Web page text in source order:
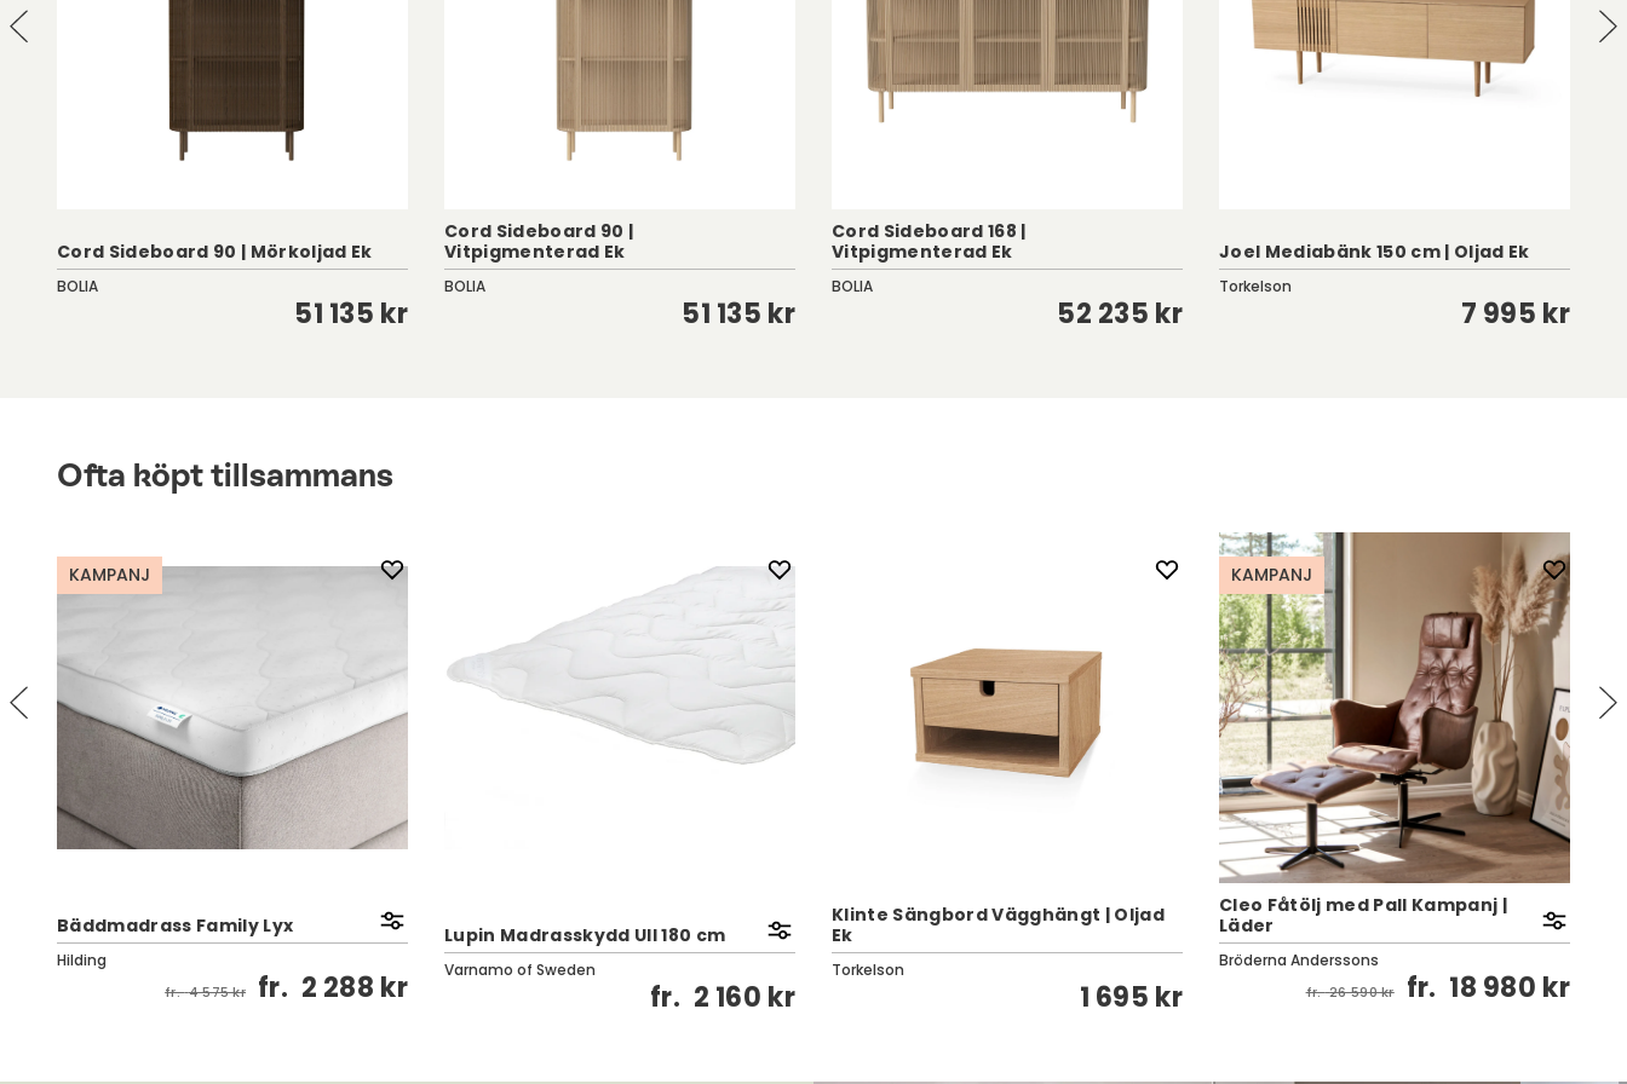
Cord Sideboard 90 | Mörkoljad Ek
BOLIA
51 135 kr
Cord Sideboard 90 |
Vitpigmenterad Ek
BOLIA
51 135 kr
Cord Sideboard 168 |
Vitpigmenterad Ek
BOLIA
52 235 kr
Joel Mediabänk 150 cm | Oljad Ek
Torkelson
7 995 kr
Ofta köpt tillsammans
KAMPANJ
Bäddmadrass Family Lyx
Hilding
fr. 4 575 kr fr. 2 288 kr
Lupin Madrasskydd Ull 180 cm
Varnamo of Sweden
fr. 2 160 kr
Klinte Sängbord Vägghängt | Oljad
Ek
Torkelson
1 695 kr
KAMPANJ
Cleo Fåtölj med Pall Kampanj |
Läder
Bröderna Anderssons
fr. 26 590 kr fr. 18 980 kr